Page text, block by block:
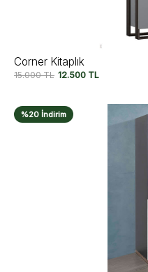
Corner Kitaplık
15.000TL 12.500 TL
%20 İndirim